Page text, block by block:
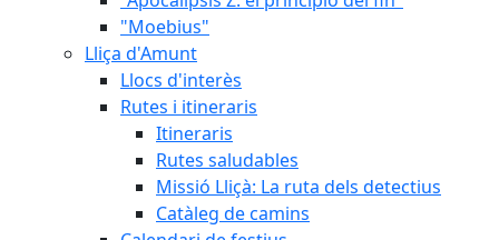
"Moebius"
Lliça d'Amunt
Llocs d'interès
Rutes i itineraris
Itineraris
Rutes saludables
Missió Lliçà: La ruta dels detectius
Catàleg de camins